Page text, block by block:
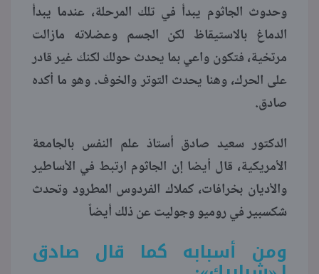
وحدوث الجاثوم يبدأ في تلك المرحلة، عندما يبدأ
الدماغ بالاستيقاظ لكن الجسم وعضلاته مازالت
مرتخية، فتكون واعي بما يحدث حولك لكنك غير قادر
على الحرك، وهنا يحدث التوتر والخوف. وهو ما أكده
صادق.
الدكتور سعيد صادق أستاذ علم النفس بالجامعة
الأمريكية، قال أيضا إن الجاثوم ارتبط في الأساطير
والأديان بخرافات، كملاك الفردوس المطرود وتحدث
شكسبير في روميو وجوليت عن ذلك أيضاً
ومن أسبابه كما قال صادق